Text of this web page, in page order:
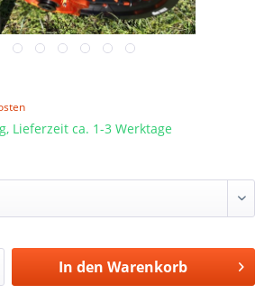
Lieferzeit ca. 1-3 Werktage
In den Warenkorb